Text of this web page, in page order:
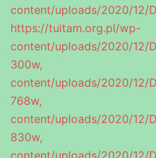
content/uploads/2020/
https://tuitam.org.pl/wp-
content/uploads/2020/12/
300w, https://
content/uploads/2020/12/
768w, https://
content/uploads/2020/12/
830w, https://